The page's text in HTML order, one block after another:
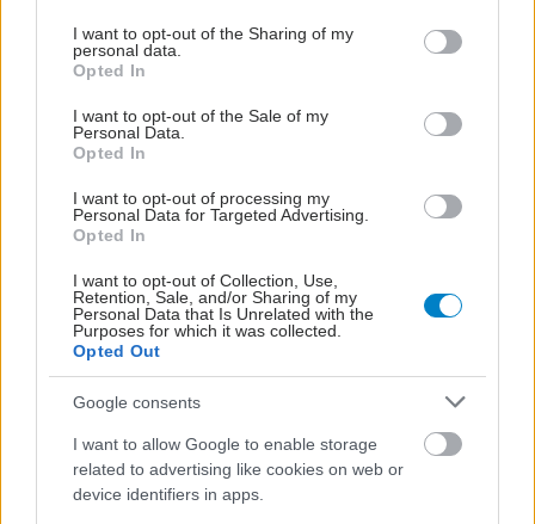
not limited to your visit or usage behaviour. You may click to
grant or deny consent to Google and its third-party tags to
use your data for below specified purposes in below Google
consent section.
I want to opt-out of the Sharing of my
personal data.
Opted In
I want to opt-out of the Sale of my
Personal Data.
Opted In
I want to opt-out of processing my
Personal Data for Targeted Advertising.
Opted In
I want to opt-out of Collection, Use,
Retention, Sale, and/or Sharing of my
Personal Data that Is Unrelated with the
Purposes for which it was collected.
Opted Out
Google consents
I want to allow Google to enable storage
related to advertising like cookies on web or
device identifiers in apps.